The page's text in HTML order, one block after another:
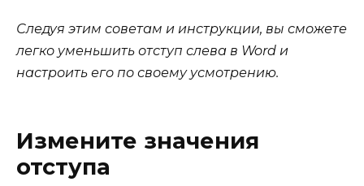
Следуя этим советам и инструкции, вы сможете
легко уменьшить отступ слева в Word и
настроить его по своему усмотрению.
Измените значения
отступа